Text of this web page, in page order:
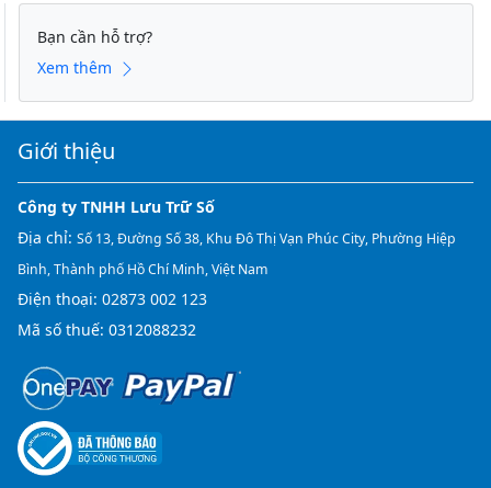
Bạn cần hỗ trợ?
Xem thêm
Giới thiệu
Công ty TNHH Lưu Trữ Số
Địa chỉ: Số 13, Đường Số 38, Khu Đô Thị Vạn Phúc City, Phường Hiệp
Bình, Thành phố Hồ Chí Minh, Việt Nam
Điện thoại: 02873 002 123
Mã số thuế: 0312088232